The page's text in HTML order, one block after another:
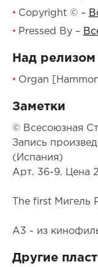
Copyright ©–
Pressed By–
Над
Organ
Заметки
© Всесоюзная
Запись
(Испания)
Арт. 36-9. Цена
The first Мигель
А3 - из
Другие